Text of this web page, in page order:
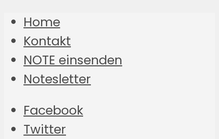
Home
Kontakt
NOTE einsenden
Notesletter
Facebook
Twitter